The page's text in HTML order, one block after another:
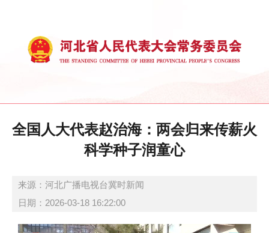
全国人大代表赵治海：两会归来传薪火
科学种子润童心
来源：河北广播电视台冀时新闻
日期：2026-03-18 16:22:00